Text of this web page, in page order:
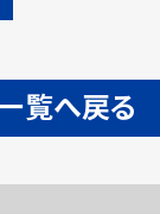
覧へ戻る